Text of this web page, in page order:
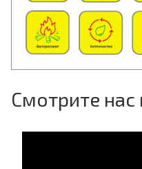
Смотрите нас